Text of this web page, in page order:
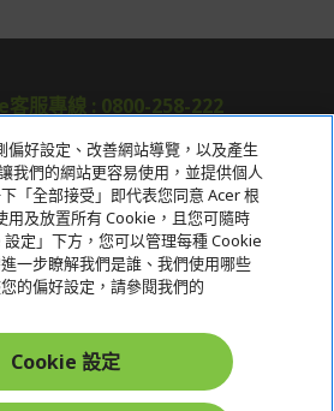
服專線 : 0800-258-222
關於宏碁
服務
宏碁網路商城
社群上追蹤 Acer
偏好設定、改善網站導覽，以及產生
我們的網站更容易使用，並提供個人
「全部接受」即代表您同意 Acer 根
用及放置所有 Cookie，且您可隨時
定」下方，您可以管理每種 Cookie
一步瞭解我們是誰、我們使用哪些
的偏好設定，請參閱我們的
Cookie 設定